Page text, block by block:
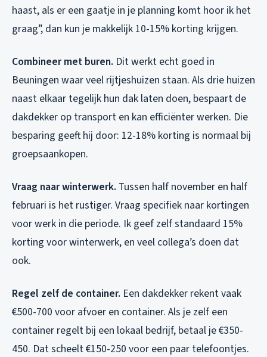
haast, als er een gaatje in je planning komt hoor ik het
graag”, dan kun je makkelijk 10-15% korting krijgen.
Combineer met buren. Dit werkt echt goed in
Beuningen waar veel rijtjeshuizen staan. Als drie huizen
naast elkaar tegelijk hun dak laten doen, bespaart de
dakdekker op transport en kan efficiënter werken. Die
besparing geeft hij door: 12-18% korting is normaal bij
groepsaankopen.
Vraag naar winterwerk. Tussen half november en half
februari is het rustiger. Vraag specifiek naar kortingen
voor werk in die periode. Ik geef zelf standaard 15%
korting voor winterwerk, en veel collega’s doen dat
ook.
Regel zelf de container. Een dakdekker rekent vaak
€500-700 voor afvoer en container. Als je zelf een
container regelt bij een lokaal bedrijf, betaal je €350-
450. Dat scheelt €150-250 voor een paar telefoontjes.